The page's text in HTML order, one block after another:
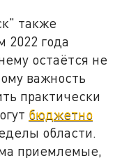
также
2022 года
остаётся не
важность
практически
бюджетно
области.
приемлемые,